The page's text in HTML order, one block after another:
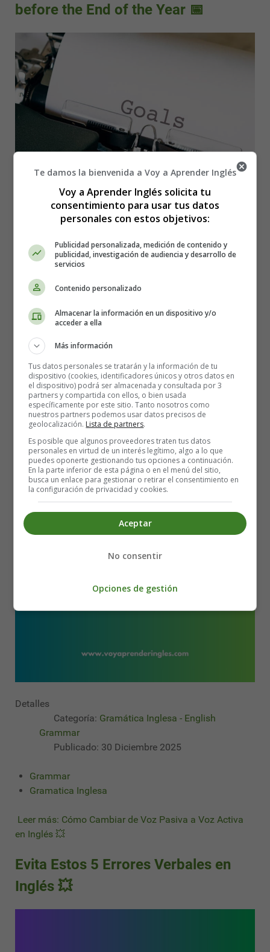
before the End of the Year 📅
Detalles
Categoría: World News - Actualidad, noticias
Publicado: 30 Diciembre 2025
Leer más: Quick Guide to Achieving your Goals before
the End of the Year 📅
Cómo Cambiar de Voz Pasiva a Voz
Activa en Inglés 💥
Detalles
Categoría: Gramática Inglesa - English
Grammar
Publicado: 30 Diciembre 2025
Grammar
Gramatica Inglesa
Leer más: Cómo Cambiar de Voz Pasiva a Voz Activa
en Inglés 💥
Evita Estos 5 Errores Verbales en
Inglés 💥
Te damos la bienvenida a Voy a Aprender Inglés
Voy a Aprender Inglés solicita tu
consentimiento para usar tus datos
personales con estos objetivos:
Publicidad personalizada, medición de contenido y
publicidad, investigación de audiencia y desarrollo de
servicios
Contenido personalizado
Almacenar la información en un dispositivo y/o
acceder a ella
Más información
Tus datos personales se tratarán y la información de tu
dispositivo (cookies, identificadores únicos y otros datos en
el dispositivo) podrá ser almacenada y consultada por 3
partners y compartida con ellos, o bien usada
específicamente por este sitio. Tanto nosotros como
nuestros partners podemos usar datos precisos de
geolocalización. Lista de partners.
Es posible que algunos proveedores traten tus datos
personales en virtud de un interés legítimo, algo a lo que
puedes oponerte gestionando tus opciones a continuación.
En la parte inferior de esta página o en el menú del sitio,
busca un enlace para gestionar o retirar el consentimiento en
la configuración de privacidad y cookies.
Aceptar
No consentir
Opciones de gestión